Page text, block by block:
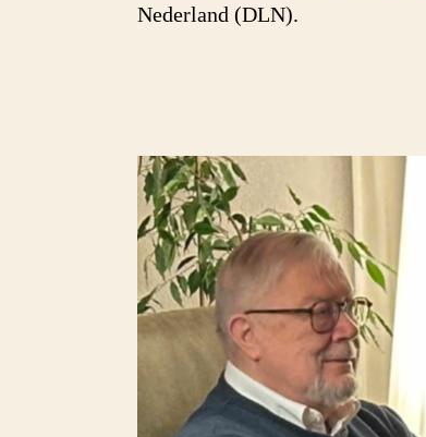
Nederland (DLN).
Professie ten volle waargemaakt
“De dominicaanse spiritualiteit, waarin
compassie en bevrijdende theologie
elementen zijn, is mij zo lief geworden
uitdragen”, zo motiveerde Hans zijn
treden tot de Orde. Die spiritualiteit had hij
de zijne herkend in zijn vriendschap met de
dominicanessen-monialen in Beaufort,
zijn actieve betrokkenheid bij de
de Utrechtse wijk Oog in Al.